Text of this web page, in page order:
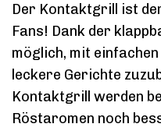
Der Kontaktgrill ist
Fans! Dank der
möglich, mit
leckere Gerichte
Kontaktgrill werden
Röstaromen noch